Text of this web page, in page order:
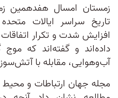
زمستان امسال هفدهمین
تاریخ سراسر ایالات
افزایش شدت و تکرار
داده‌اند و گفته‌اند که موج
آب‌وهوایی، مقابله با